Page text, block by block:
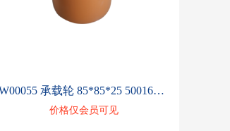
W00055 承载轮 85*85*25 50016429
价格仅会员可见